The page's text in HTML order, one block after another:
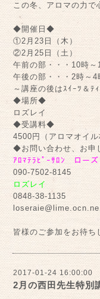
この冬、アロマの力で
◆開催日◆
①2月23日（木）
②2月25日（土）
午前の部・・・10時～
午後の部・・・2時～4
～講座の後はｽｲｰﾂ＆ﾃ
◆場所◆
ロズレイ
◆受講料◆
4500円（アロマオイル
◆お問い合わせ、お申
ｱﾛﾏﾃﾗﾋﾟｰｻﾛﾝ ローズ
090-7502-8145
ロズレイ
0848-38-1135
皆様のご参加をお待ち
2017-01-24 16:00:00
2月の西田先生特別